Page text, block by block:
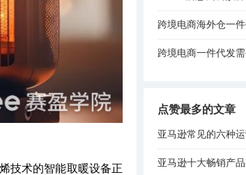
技术的智能取暖设备正
跨境电商海外仓一
跨境电商一件代发
点赞最多的文章